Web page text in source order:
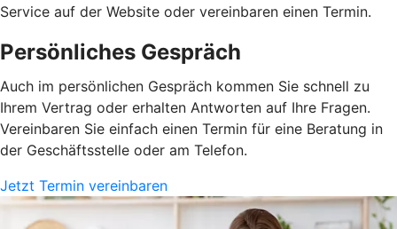
Service auf der Website oder vereinbaren einen Termin.
Persönliches Gespräch
Auch im persönlichen Gespräch kommen Sie schnell zu
Ihrem Vertrag oder erhalten Antworten auf Ihre Fragen.
Vereinbaren Sie einfach einen Termin für eine Beratung in
der Geschäftsstelle oder am Telefon.
Jetzt Termin vereinbaren